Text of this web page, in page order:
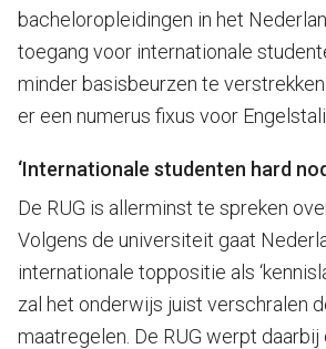
bacheloropleidingen in het
toegang voor internationale
minder basisbeurzen te
er een numerus fixus voor
‘Internationale studenten hard
De RUG is allerminst te spreken
Volgens de universiteit gaat
internationale toppositie als
zal het onderwijs juist verschralen
maatregelen. De RUG werpt daarbij